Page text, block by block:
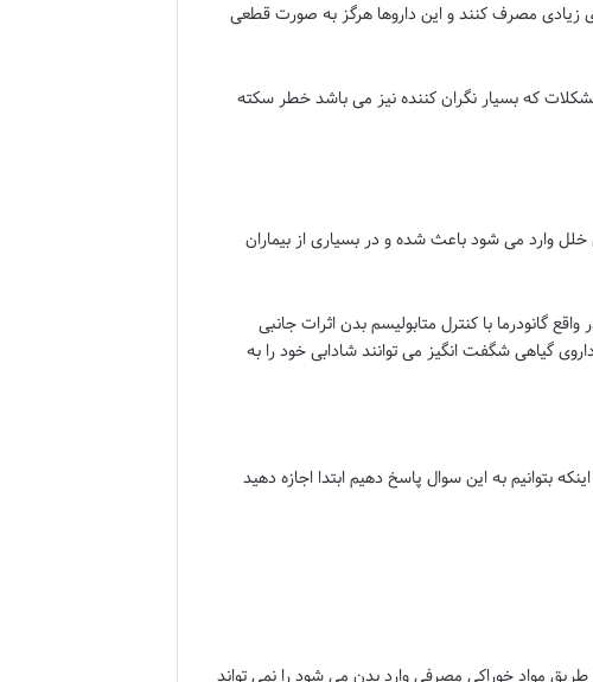
زیادی مصرف کنند و این داروها هرگز به صورت قطعی
که بسیار نگران کننده نیز می باشد خطر سکته
وارد می شود باعث شده و در بسیاری از بیماران
گانودرما با کنترل متابولیسم بدن اثرات جانبی
گیاهی شگفت انگیز می توانند شادابی خود را به
بتوانیم به این سوال پاسخ دهیم ابتدا اجازه دهید
مواد خوراکی مصرفی وارد بدن می شود را نمی تواند